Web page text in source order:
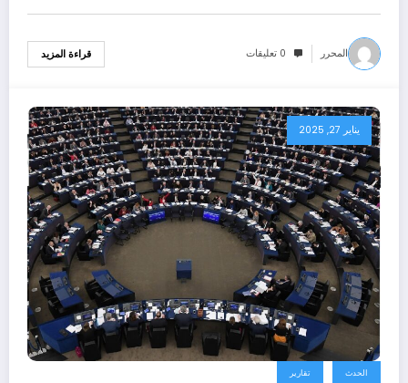
المحرر 0 تعليقات قراءة المزيد
يناير 27, 2025
الحدث تقارير